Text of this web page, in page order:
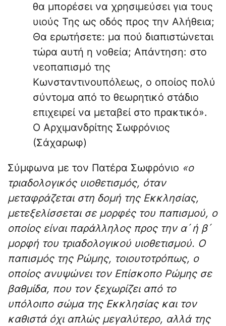
θα μπορέσει να χρησιμεύσει για τους
υιούς Της ως οδός προς την Αλήθεια;
Θα ερωτήσετε: μα πού διαπιστώνεται
τώρα αυτή η νοθεία; Απάντηση: στο
νεοπαπισμό της
Κωνσταντινουπόλεως, ο οποίος πολύ
σύντομα από το θεωρητικό στάδιο
επιχειρεί να μεταβεί στο πρακτικό».
Ο Αρχιμανδρίτης Σωφρόνιος
(Σάχαρωφ)
Σύμφωνα με τον Πατέρα Σωφρόνιο «ο
τριαδολογικός υιοθετισμός, όταν
μεταφράζεται στη δομή της Εκκλησίας,
μετεξελίσσεται σε μορφές του παπισμού, ο
οποίος είναι παράλληλος προς την α´ ή β´
μορφή του τριαδολογικού υιοθετισμού. Ο
παπισμός της Ρώμης, τοιουτοτρόπως, ο
οποίος ανυψώνει τον Επίσκοπο Ρώμης σε
βαθμίδα, που τον ξεχωρίζει από το
υπόλοιπο σώμα της Εκκλησίας και τον
καθιστά όχι απλώς μεγαλύτερο, αλλά της